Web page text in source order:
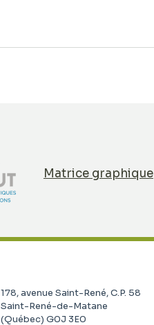
Matrice graphique
178, avenue Saint-René, C.P. 58
Saint-René-de-Matane
(Québec) G0J 3E0